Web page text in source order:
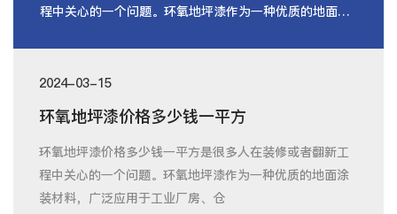
程中关心的一个问题。环氧地坪漆作为一种优质的地面涂
2024-03-15
环氧地坪漆价格多少钱一平方
环氧地坪漆价格多少钱一平方是很多人在装修或者翻新工
程中关心的一个问题。环氧地坪漆作为一种优质的地面涂
装材料，广泛应用于工业厂房、仓